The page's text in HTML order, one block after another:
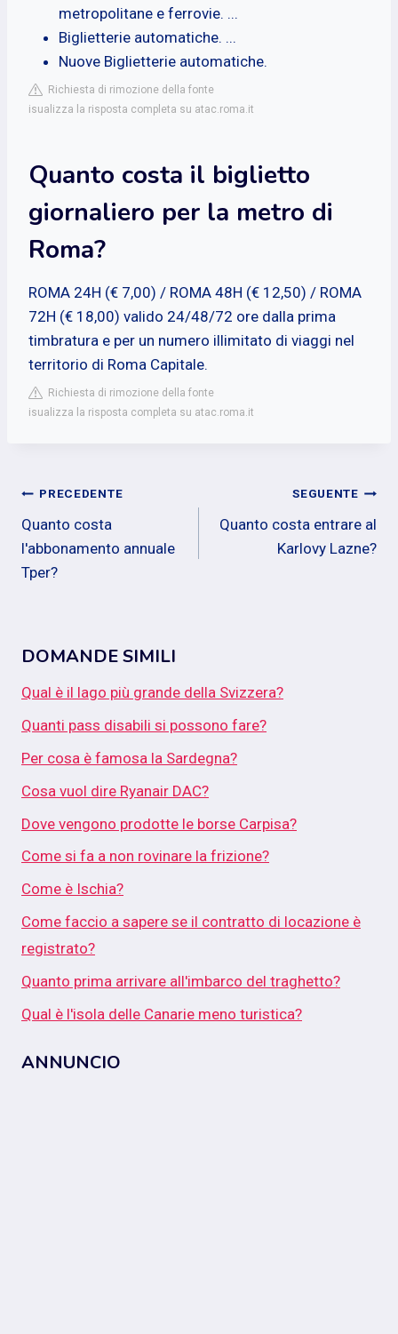
metropolitane e ferrovie. ...
Biglietterie automatiche. ...
Nuove Biglietterie automatiche.
Richiesta di rimozione della fonte
isualizza la risposta completa su atac.roma.it
Quanto costa il biglietto
giornaliero per la metro di
Roma?
ROMA 24H (€ 7,00) / ROMA 48H (€ 12,50) / ROMA
72H (€ 18,00) valido 24/48/72 ore dalla prima
timbratura e per un numero illimitato di viaggi nel
territorio di Roma Capitale.
Richiesta di rimozione della fonte
isualizza la risposta completa su atac.roma.it
Navigazione
articoli
PRECEDENTE
Quanto costa
l'abbonamento annuale
Tper?
SEGUENTE
Quanto costa entrare al
Karlovy Lazne?
DOMANDE SIMILI
Qual è il lago più grande della Svizzera?
Quanti pass disabili si possono fare?
Per cosa è famosa la Sardegna?
Cosa vuol dire Ryanair DAC?
Dove vengono prodotte le borse Carpisa?
Come si fa a non rovinare la frizione?
Come è Ischia?
Come faccio a sapere se il contratto di locazione è
registrato?
Quanto prima arrivare all'imbarco del traghetto?
Qual è l'isola delle Canarie meno turistica?
ANNUNCIO